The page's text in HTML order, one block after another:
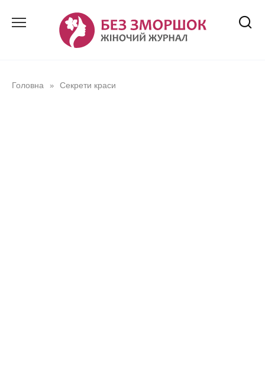
Головна » Секрети краси